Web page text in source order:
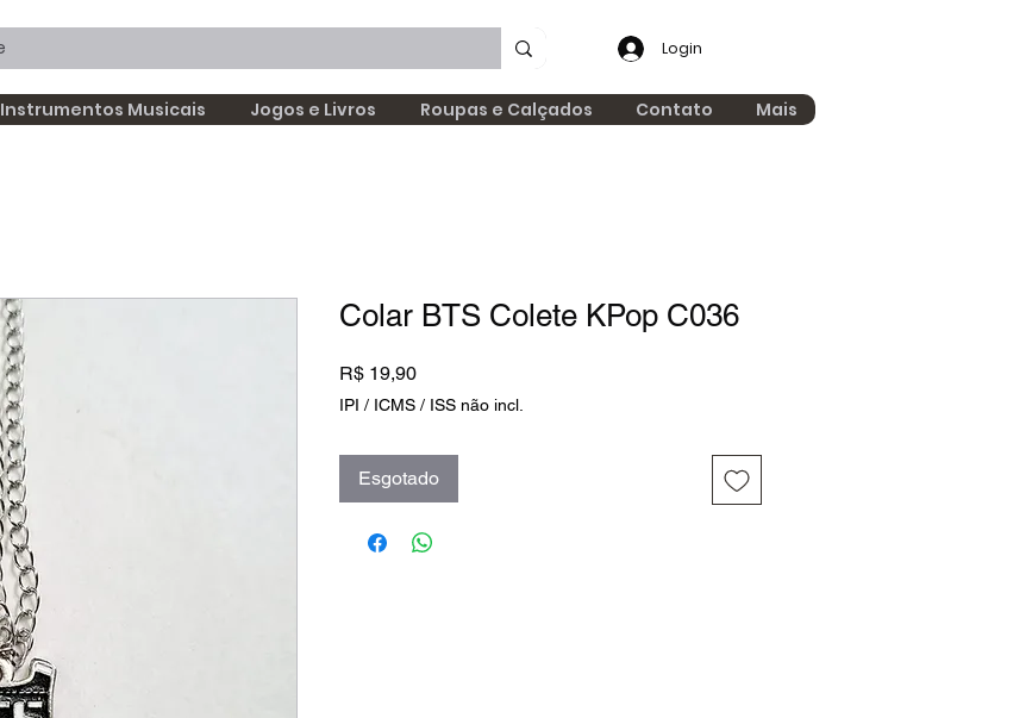
Login
Instrumentos Musicais Jogos e Livros Roupas e Calçados Contato Mais
Colar BTS Colete KPop C036
R$ 19,90Preço
IPI / ICMS / ISS não incl.
Esgotado